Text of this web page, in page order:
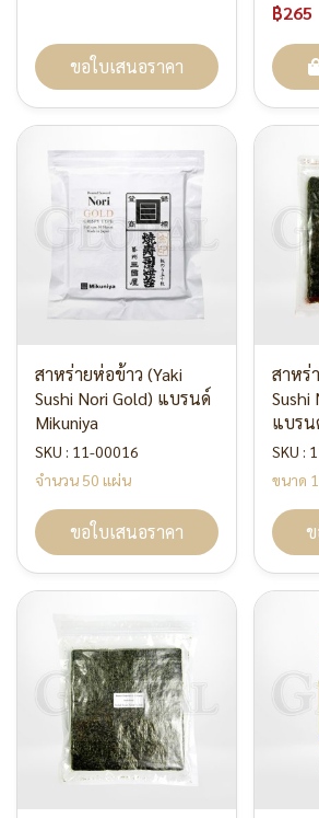
ขอใบเสนอราคา
฿265
สาหร่ายห่อข้าว (Yaki
Sushi Nori Gold) แบรนด์
Mikuniya
SKU : 11-00016
จำนวน 50 แผ่น
ขอใบเสนอราคา
สาหร่
Sushi
แบรน
SKU :
ขนาด